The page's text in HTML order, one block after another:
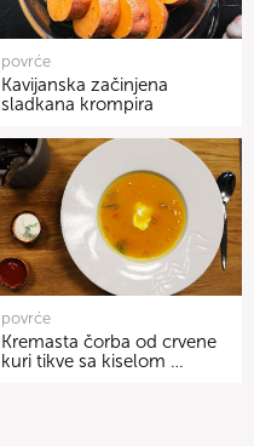
povrće
Kavijanska začinjena
sladkana krompira
povrće
Kremasta čorba od crvene
kuri tikve sa kiselom …